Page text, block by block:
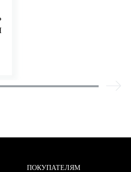
ПОКУПАТЕЛЯМ